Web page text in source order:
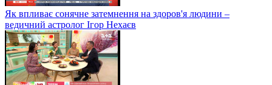
Як впливає сонячне затемнення на здоров'я людини –
ведичний астролог Ігор Нехаєв